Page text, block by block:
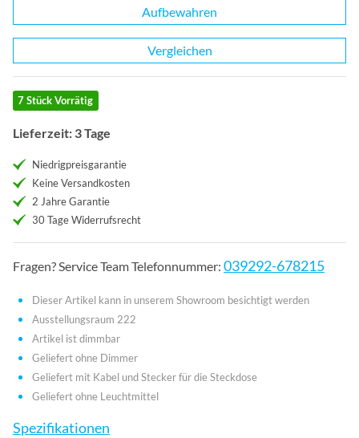
Aufbewahren
Vergleichen
7 Stück Vorrätig
Lieferzeit: 3 Tage
Niedrigpreisgarantie
Keine Versandkosten
2 Jahre Garantie
30 Tage Widerrufsrecht
Fragen? Service Team Telefonnummer: 039292-678215
Dieser Artikel kann in unserem Showroom besichtigt werden
Ausstellungsraum 222
Artikel ist dimmbar
Geliefert ohne Dimmer
Geliefert mit Kabel und Stecker für die Steckdose
Geliefert ohne Leuchtmittel
Spezifikationen